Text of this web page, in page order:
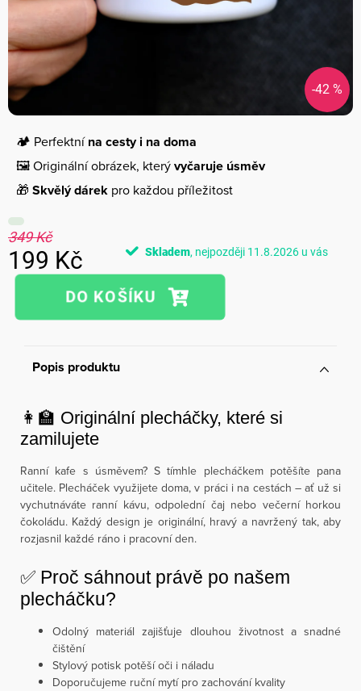
-42 %
🏕️ Perfektnína cesty i na doma
🖼️ Originální obrázek, kterývyčaruje úsměv
🎁 Skvělý dárek pro každou příležitost
349 Kč
199 Kč
Měrná
Skladem 11.8.2026
Popis produktu
👩‍🏫 Originální plecháčky, které si
zamilujete
Ranní kafe s úsměvem? S tímhle plecháčkem potěšíte pana
učitele. Plecháček využijete doma, v práci i na cestách – ať už si
vychutnáváte ranní kávu, odpolední čaj nebo večerní horkou
čokoládu. Každý design je originální, hravý a navržený tak, aby
rozjasnil každé ráno i pracovní den.
✅ Proč sáhnout právě po našem
plecháčku?
Odolný materiál zajišťuje dlouhou životnost a snadné
čištění
Stylový potisk potěší oči i náladu
Doporučujeme ruční mytí pro zachování kvality